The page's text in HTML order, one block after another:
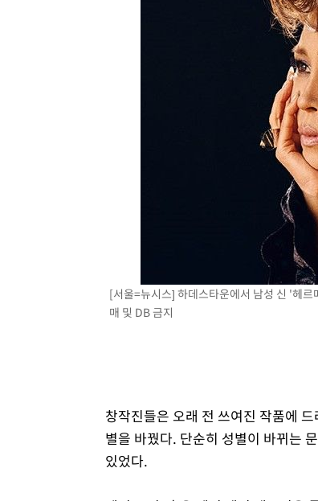
[서울=뉴시스] 하데스타운에서 남성 신 '헤
매 및 DB 금지
창작진들은 오래 전 쓰여진 작품에
별을 바꿨다. 단순히 성별이 바뀌는
있었다.